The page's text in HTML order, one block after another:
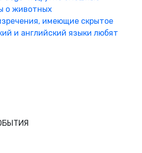
о животных
имеющие скрытое
и английский языки любят